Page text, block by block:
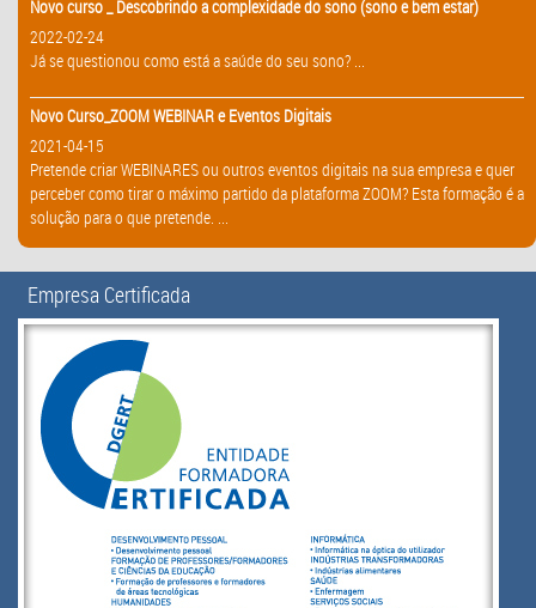
Novo curso _ Descobrindo a complexidade do sono (sono e bem estar)
2022-02-24
Já se questionou como está a saúde do seu sono? ...
Novo Curso_ZOOM WEBINAR e Eventos Digitais
2021-04-15
Pretende criar WEBINARES ou outros eventos digitais na sua empresa e quer
perceber como tirar o máximo partido da plataforma ZOOM? Esta formação é a
solução para o que pretende. ...
Empresa Certificada